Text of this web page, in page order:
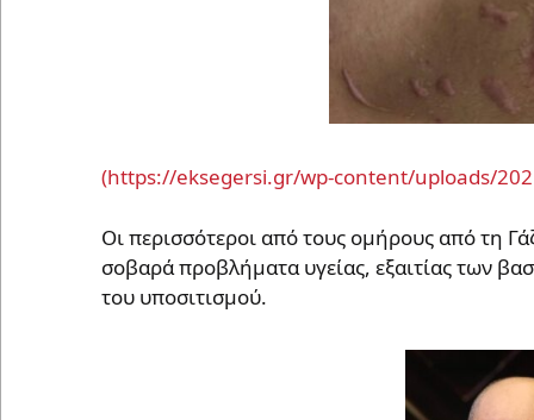
Oι περισσότεροι από τους ομήρους από τη
σοβαρά προβλήματα υγείας, εξαιτίας των
του υποσιτισμού.